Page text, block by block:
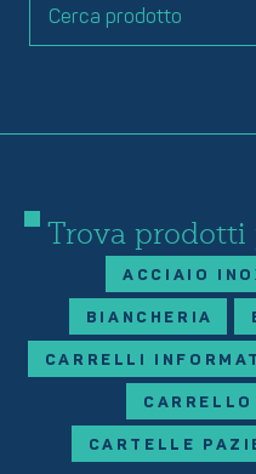
Trova prodotti
ACCIAIO
BIANCHERIA
CARRELLI
CARTELLE